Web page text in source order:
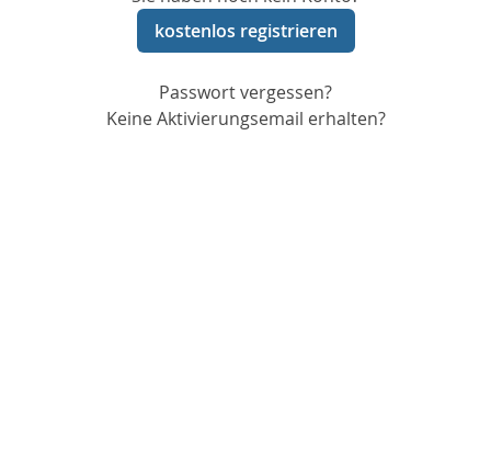
kostenlos registrieren
Passwort vergessen?
Keine Aktivierungsemail erhalten?